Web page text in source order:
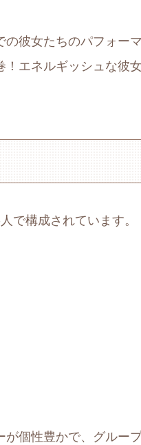
の彼女たちのパフォー
！エネルギッシュな彼
で構成されています。
が個性豊かで、グルー